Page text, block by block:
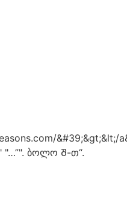
&#39;&gt;&lt;/
"…”". ბოლო Შ-თ“.